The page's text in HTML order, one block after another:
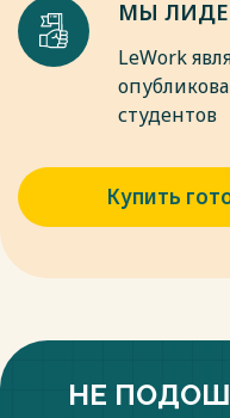
МЫ
LeWork
студентов
Купить
НЕ